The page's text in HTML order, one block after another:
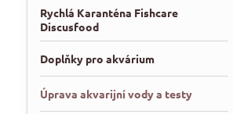
Rychlá Karanténa Fishcare
Discusfood
Doplňky pro akvárium
Úprava akvarijní vody a testy